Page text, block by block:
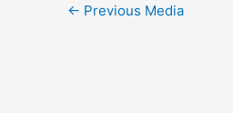
← Previous Media